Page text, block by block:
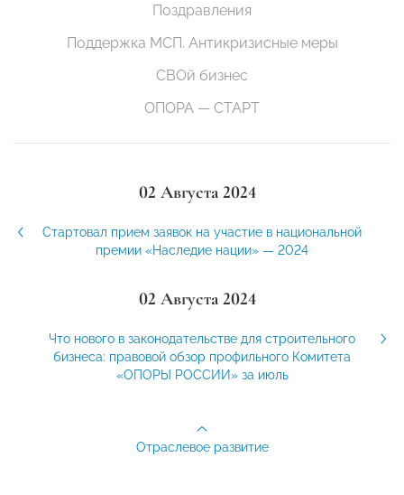
Поздравления
Поддержка МСП. Антикризисные меры
СВОй бизнес
ОПОРА — СТАРТ
02 Августа 2024
Стартовал прием заявок на участие в национальной
премии «Наследие нации» — 2024
02 Августа 2024
Что нового в законодательстве для строительного
бизнеса: правовой обзор профильного Комитета
«ОПОРЫ РОССИИ» за июль
Отраслевое развитие